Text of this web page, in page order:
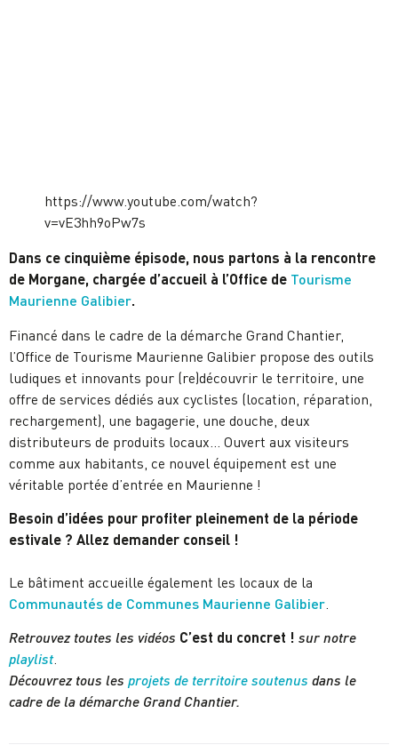
https://www.youtube.com/watch?
v=vE3hh9oPw7s
Dans ce cinquième épisode, nous partons à la rencontre
de Morgane, chargée d’accueil à l’Office de Tourisme
Maurienne Galibier.
Financé dans le cadre de la démarche Grand Chantier,
l’Office de Tourisme Maurienne Galibier propose des outils
ludiques et innovants pour (re)découvrir le territoire, une
offre de services dédiés aux cyclistes (location, réparation,
rechargement), une bagagerie, une douche, deux
distributeurs de produits locaux… Ouvert aux visiteurs
comme aux habitants, ce nouvel équipement est une
véritable portée d’entrée en Maurienne !
Besoin d’idées pour profiter pleinement de la période
estivale ? Allez demander conseil !
Le bâtiment accueille également les locaux de la
Communautés de Communes Maurienne Galibier.
Retrouvez toutes les vidéos C’est du concret ! sur notre
playlist.
Découvrez tous les projets de territoire soutenus dans le
cadre de la démarche Grand Chantier.